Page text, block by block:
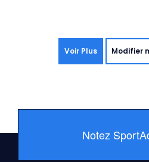
Voir Plus Modifier
Notez